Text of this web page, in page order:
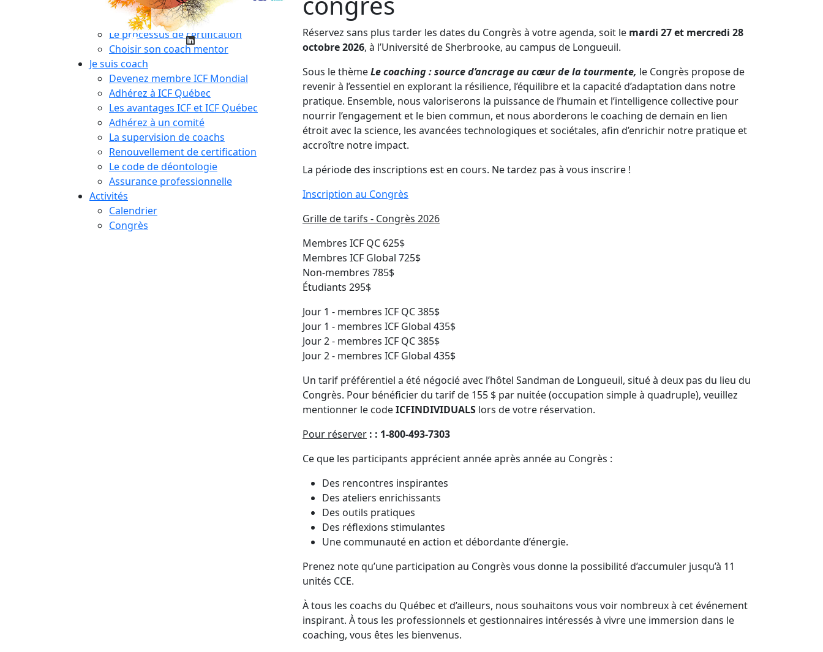
Compétences essentielles
La formation
Le processus de certification
Choisir son coach mentor
Je suis coach
Devenez membre ICF Mondial
Adhérez à ICF Québec
Les avantages ICF et ICF Québec
Adhérez à un comité
La supervision de coachs
Renouvellement de certification
Le code de déontologie
Assurance professionnelle
Activités
Calendrier
Congrès
Réservez sans plus tarder les dates du Congrès à votre agenda, soit le mardi 27 et mercredi 28
octobre 2026, à l’Université de Sherbrooke, au campus de Longueuil.
Sous le thèmeLe coaching : source d’ancrage au cœur de la tourmente, le Congrès propose de
revenir à l’essentiel en explorant la résilience, l’équilibre et la capacité d’adaptation dans notre
pratique. Ensemble, nous valoriserons la puissance de l’humain et l’intelligence collective pour
nourrir l’engagement et le bien commun, et nous aborderons le coaching de demain en lien
étroit avec la science, les avancées technologiques et sociétales, afin d’enrichir notre pratique et
accroître notre impact.
La période des inscriptions est en cours. Ne tardez pas à vous inscrire !
Inscription au Congrès
Grille de tarifs - Congrès 2026
Membres ICF QC 625$
Membres ICF Global 725$
Non-membres 785$
Étudiants 295$
Jour 1 - membres ICF QC 385$
Jour 1 - membres ICF Global 435$
Jour 2 - membres ICF QC 385$
Jour 2 - membres ICF Global 435$
Un tarif préférentiel a été négocié avec l’hôtel Sandman de Longueuil, situé à deux pas du lieu du
Congrès. Pour bénéficier du tarif de 155 $ par nuitée (occupation simple à quadruple), veuillez
mentionner le codeICFINDIVIDUALS lors de votre réservation.
Pour réserver : : 1-800-493-7303
Ce que les participants apprécient année après année au Congrès :
Des rencontres inspirantes
Des ateliers enrichissants
Des outils pratiques
Des réflexions stimulantes
Une communauté en action et débordante d’énergie.
Prenez note qu’une participation au Congrès vous donne la possibilité d’accumuler jusqu’à 11
unités CCE.
À tous les coachs du Québec et d’ailleurs, nous souhaitons vous voir nombreux à cet événement
inspirant. À tous les professionnels et gestionnaires intéressés à vivre une immersion dans le
coaching, vous êtes les bienvenus.